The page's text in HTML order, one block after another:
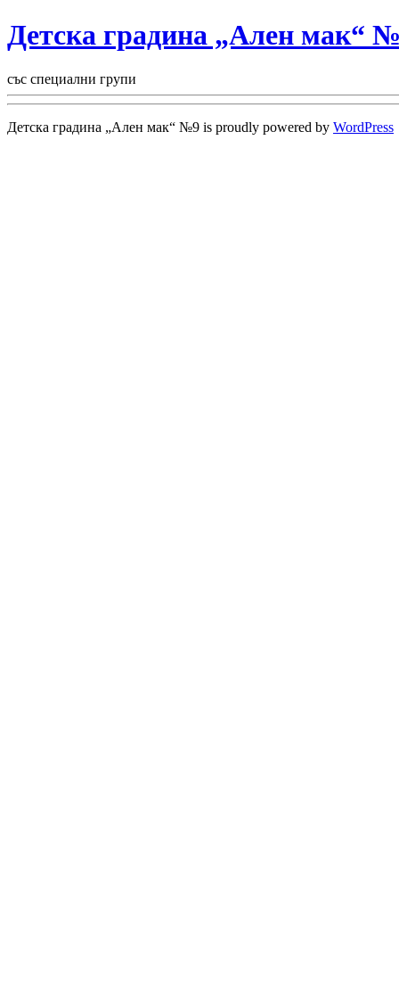
Детска градина „Ален мак“
със специални групи
Детска градина „Ален мак“ №9 is proudly powered by WordPress